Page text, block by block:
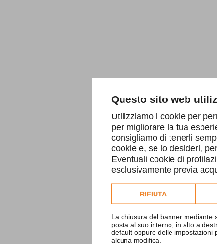
Questo sito web
Utilizziamo i cookie per
per migliorare la tua
consigliamo di tenerli
cookie e, se lo desideri,
Eventuali cookie di
esclusivamente previa
Consulta l'informativa
RIFIUTA
La chiusura del banner mediante
posta al suo interno, in alto a
default oppure delle impostazioni
alcuna modifica.